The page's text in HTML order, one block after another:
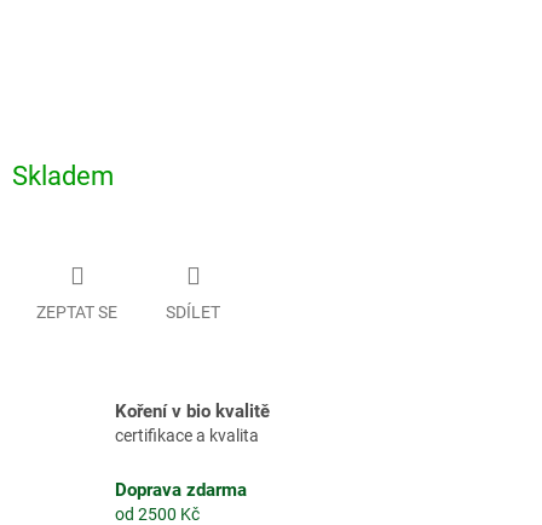
Skladem
ZEPTAT SE SDÍLET
Koření v bio kvalitě
certifikace a kvalita
Doprava zdarma
od 2500 Kč